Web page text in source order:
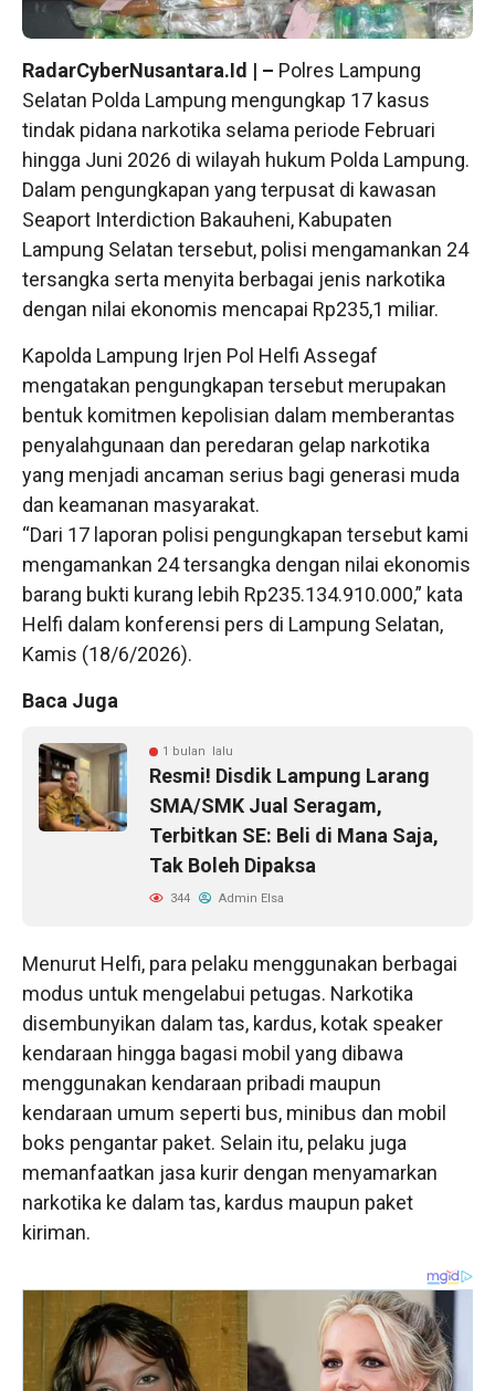
RadarCyberNusantara.Id | – Polres Lampung
Selatan Polda Lampung mengungkap 17 kasus
tindak pidana narkotika selama periode Februari
hingga Juni 2026 di wilayah hukum Polda Lampung.
Dalam pengungkapan yang terpusat di kawasan
Seaport Interdiction Bakauheni, Kabupaten
Lampung Selatan tersebut, polisi mengamankan 24
tersangka serta menyita berbagai jenis narkotika
dengan nilai ekonomis mencapai Rp235,1 miliar.
Kapolda Lampung Irjen Pol Helfi Assegaf
mengatakan pengungkapan tersebut merupakan
bentuk komitmen kepolisian dalam memberantas
penyalahgunaan dan peredaran gelap narkotika
yang menjadi ancaman serius bagi generasi muda
dan keamanan masyarakat.
“Dari 17 laporan polisi pengungkapan tersebut kami
mengamankan 24 tersangka dengan nilai ekonomis
barang bukti kurang lebih Rp235.134.910.000,” kata
Helfi dalam konferensi pers di Lampung Selatan,
Kamis (18/6/2026).
Baca Juga
1 bulan lalu
Resmi! Disdik Lampung Larang
SMA/SMK Jual Seragam,
Terbitkan SE: Beli di Mana Saja,
Tak Boleh Dipaksa
344 Admin Elsa
Menurut Helfi, para pelaku menggunakan berbagai
modus untuk mengelabui petugas. Narkotika
disembunyikan dalam tas, kardus, kotak speaker
kendaraan hingga bagasi mobil yang dibawa
menggunakan kendaraan pribadi maupun
kendaraan umum seperti bus, minibus dan mobil
boks pengantar paket. Selain itu, pelaku juga
memanfaatkan jasa kurir dengan menyamarkan
narkotika ke dalam tas, kardus maupun paket
kiriman.